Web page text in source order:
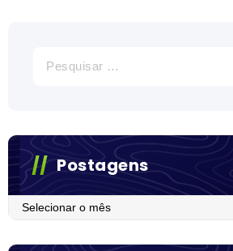
por:
Postagens
Postagens